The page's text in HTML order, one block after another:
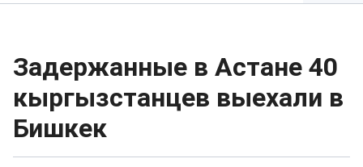
Задержанные в Астане 40
кыргызстанцев выехали в
Бишкек